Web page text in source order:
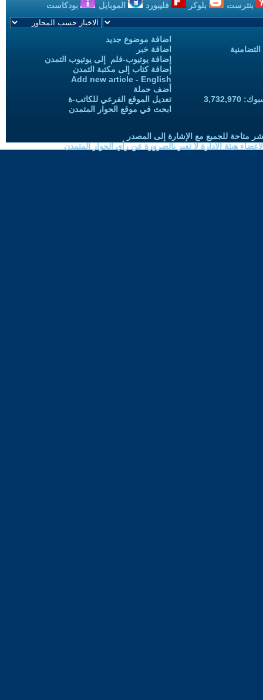
بنترست بلوكر فليبورد الموبايل بودكاست
اضافة موضوع جديد
اضافة خبر
إضافة يوتيوب-فلم إلى يوتيوب التمدن
إضافة كتاب إلى مكتبة التمدن
Add new article - English
أضف حملة
تعديل الموقع الفرعي للكاتب-ة
ابحث في موقع الحوار المتمدن
متاحة للجميع مع الإشارة إلى المصدر
هيئة الادارة لا تعبر بالضرورة عن رأي الحوار المتمدن